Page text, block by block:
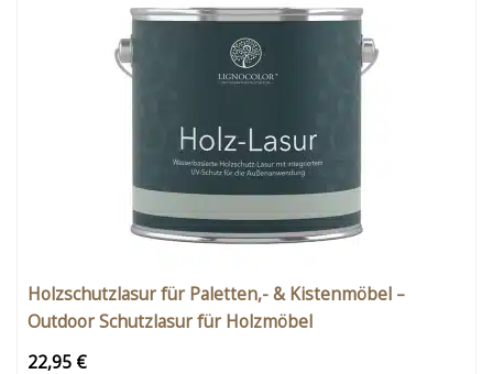
Holzschutzlasur für Paletten,- & Kistenmöbel –
Outdoor Schutzlasur für Holzmöbel
22,95 €